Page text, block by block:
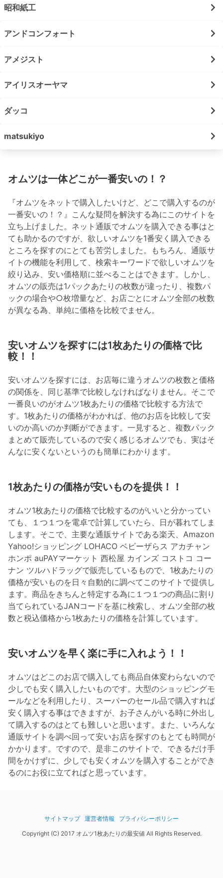
昭和紙工
アンドコンフォート
アメジスト
アイリスオーヤマ
ダッコ
matsukiyo
オムツは一体どこが一番安いの！？
『オムツをネットで購入したいけど、どこで購入するのが
一番安いの！？』こんな疑問を解決する為にこのサイトを
立ち上げました。ネット通販でオムツを購入できる事はと
ても助かるのですが、欲しいオムツを1番安く購入できる
ところを探すのにとても苦労しました。もちろん、通販サ
イトの機能を利用して、検索キーワードで欲しいオムツを
絞り込み、安い価格順に並べることはできます。しかし、
オムツの販売は1パックあたりの枚数が違ったり、複数パ
ックの場合や○枚増量など、お店ごとにオムツ全部の枚数
が異なる為、単純に価格を比較でません。
安いオムツを探すには1枚あたりの価格で比
較！！
安いオムツを探すには、お店毎に違うオムツの枚数と価格
の関係を、同じ基準で比較しなければなりません。そこで
一番良いのがオムツ1枚あたりの価格で比較する方法で
す。1枚あたりの価格がわかれば、他のお店を比較して安
いのか高いのか判断ができます。一見すると、複数パック
まとめて販売しているので安く感じるオムツでも、実はそ
んなに安くないというのも簡単にわかります。
1枚あたりの価格が安いものを提供！！
オムツ1枚あたりの価格で比較するのがいいと分かってい
ても、１つ１つを電卓で計算していたら、日が暮れてしま
します。そこで、主要な通販サイトである楽天、Amazon
Yahoo!ショッピング LOHACO ベビーザらス アカチャン
ホンポ auPAYマーケット 西松屋 カインズ コストコ コー
ナン ツルハドラッグで販売しているもので、1枚あたりの
価格が安いものを日々自動的に調べてこのサイトで提供し
ます。商品をきちんと特定する為に１つ１つの商品に割り
当てられているJANコードを基に検索し、オムツ全部の枚
数と税込価格から1枚あたりの価格を計算しています。
安いオムツを早く楽に手に入れよう！！
オムツはどこのお店で購入しても商品自体変わらないので
少しでも安く購入したいものです。大型のショッピングモ
ールなどを利用したり、スーパーのセール品で購入すれば
安く購入する事はできますが、お子さんがいる時に外出し
て購入するのはとても難しいと思います。また、いろんな
通販サイトを調べ回って安いお店を探すのもとても時間が
かかります。ですので、是非このサイトで、できるだけ手
間をかけずに、少しでも安くオムツを購入することができ
るのにお役に立てればと思っています。
サイトマップ 運営者情報
プライバシーポリシー
Copyright (C) 2017 オムツ1枚あたりの最安値 All Rights Reserved.